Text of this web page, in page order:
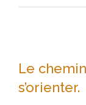
Le
s’orienter.